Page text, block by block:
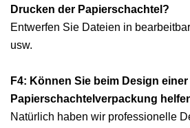
Drucken der Papierschachtel?
Entwerfen Sie Dateien in
usw.
F4: Können Sie beim Design
Papierschachtelverpackung
Natürlich haben wir professionelle